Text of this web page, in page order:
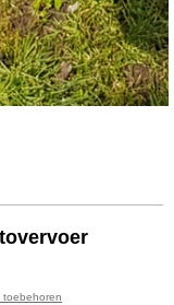
toebehoren